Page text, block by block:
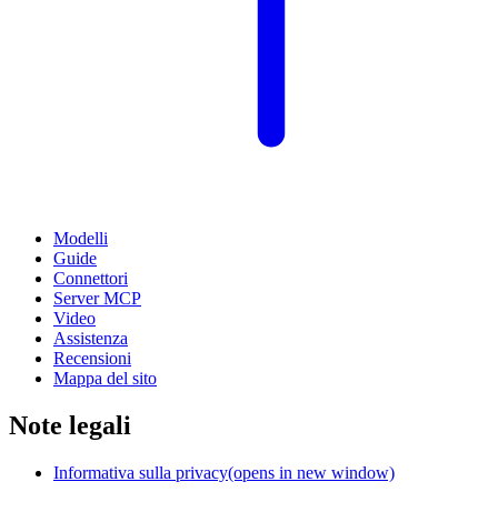
Modelli
Guide
Connettori
Server MCP
Video
Assistenza
Recensioni
Mappa del sito
Note legali
Informativa sulla privacy(opens in new window)